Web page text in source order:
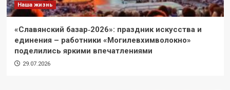
Наша жизнь
«Славянский базар‑2026»: праздник искусства и
единения – работники «Могилевхимволокно»
поделились яркими впечатлениями
29.07.2026